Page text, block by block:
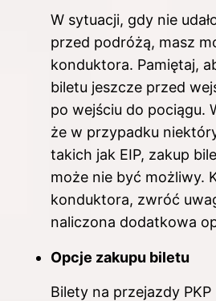
W sytuacji, gdy nie
przed podróżą, masz
konduktora. Pamiętaj,
biletu jeszcze przed
po wejściu do pociągu.
że w przypadku
takich jak EIP, zakup
może nie być możliwy.
konduktora, zwróć
naliczona dodatkowa
Opcje zakupu biletu
Bilety na przejazdy